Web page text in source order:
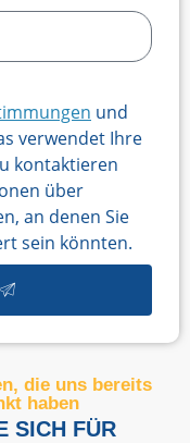
und
verwendet Ihre
kontaktieren
über
an denen Sie
sein könnten.
die uns bereits
haben
SICH FÜR